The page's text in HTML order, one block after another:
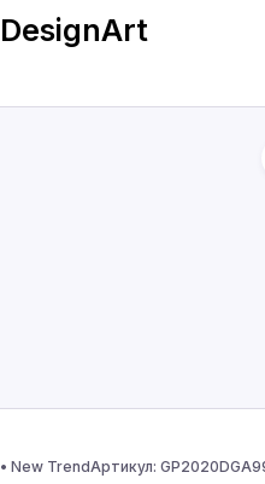
DesignArt
• New TrendАртикул: